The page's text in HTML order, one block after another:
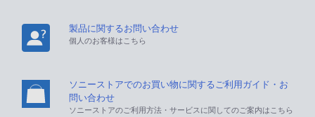
製品に関するお問い合わせ
個人のお客様はこちら
ソニーストアでのお買い物に関するご利用ガイド・お
問い合わせ
ソニーストアのご利用方法・サービスに関してのご案内はこちら